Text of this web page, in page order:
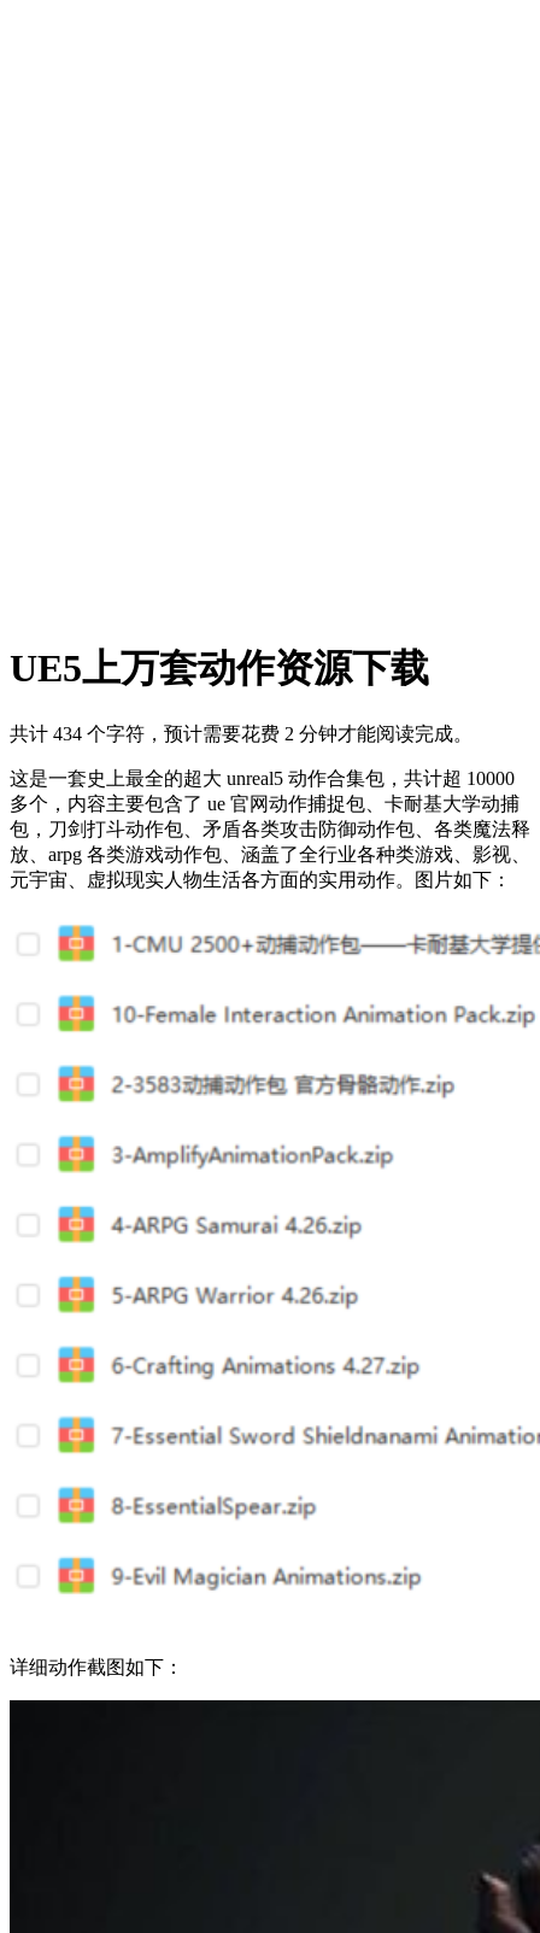
UE5上万套动作资源下载
共计 434 个字符，预计需要花费 2 分钟才能阅读完成。
这是一套史上最全的超大 unreal5 动作合集包，共计超 10000
多个，内容主要包含了 ue 官网动作捕捉包、卡耐基大学动捕
包，刀剑打斗动作包、矛盾各类攻击防御动作包、各类魔法释
放、arpg 各类游戏动作包、涵盖了全行业各种类游戏、影视、
元宇宙、虚拟现实人物生活各方面的实用动作。图片如下：
详细动作截图如下：